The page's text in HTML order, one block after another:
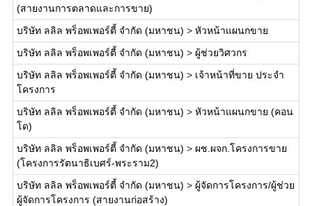
(สายงานการตลาดและการขาย)
บริษัท ลลิล พร็อพเพอร์ตี้ จำกัด (มหาชน) > หัวหน้าแผนกขาย
บริษัท ลลิล พร็อพเพอร์ตี้ จำกัด (มหาชน) > ผู้ช่วยวิศวกร
บริษัท ลลิล พร็อพเพอร์ตี้ จำกัด (มหาชน) > เจ้าหน้าที่ขาย ประจำ
โครงการ
บริษัท ลลิล พร็อพเพอร์ตี้ จำกัด (มหาชน) > หัวหน้าแผนกขาย (คอน
โด)
บริษัท ลลิล พร็อพเพอร์ตี้ จำกัด (มหาชน) > ผช.ผจก.โครงการขาย
(โครงการรัตนาธิเบศร์-พระราม2)
บริษัท ลลิล พร็อพเพอร์ตี้ จำกัด (มหาชน) > ผู้จัดการโครงการ/ผู้ช่วย
ผู้จัดการโครงการ (สายงานก่อสร้าง)